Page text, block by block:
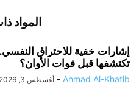
المواد
إشارات خفية للاحتراق
تكتشفها قبل فوات الأوان؟
Ahmad Al-Khatib
- أغسطس 3, 2026